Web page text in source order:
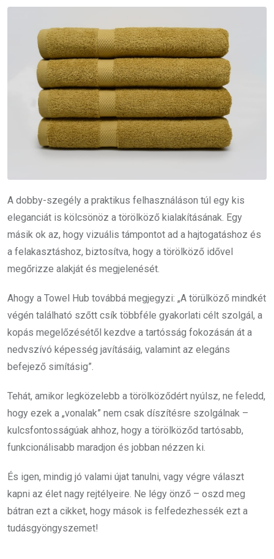
A dobby-szegély a praktikus felhasználáson túl egy kis
eleganciát is kölcsönöz a törölköző kialakításának. Egy
másik ok az, hogy vizuális támpontot ad a hajtogatáshoz és
a felakasztáshoz, biztosítva, hogy a törölköző idővel
megőrizze alakját és megjelenését.
Ahogy a Towel Hub továbbá megjegyzi: „A törülköző mindkét
végén található szőtt csík többféle gyakorlati célt szolgál, a
kopás megelőzésétől kezdve a tartósság fokozásán át a
nedvszívó képesség javításáig, valamint az elegáns
befejező simításig”.
Tehát, amikor legközelebb a törölköződért nyúlsz, ne feledd,
hogy ezek a „vonalak” nem csak díszítésre szolgálnak –
kulcsfontosságúak ahhoz, hogy a törölköződ tartósabb,
funkcionálisabb maradjon és jobban nézzen ki.
És igen, mindig jó valami újat tanulni, vagy végre választ
kapni az élet nagy rejtélyeire. Ne légy önző – oszd meg
bátran ezt a cikket, hogy mások is felfedezhessék ezt a
tudásgyöngyszemet!